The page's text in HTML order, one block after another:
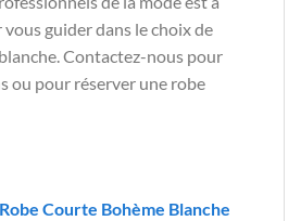
guider dans le choix de
Contactez-nous pour
ou pour réserver une robe
Robe Courte Bohème Blanche